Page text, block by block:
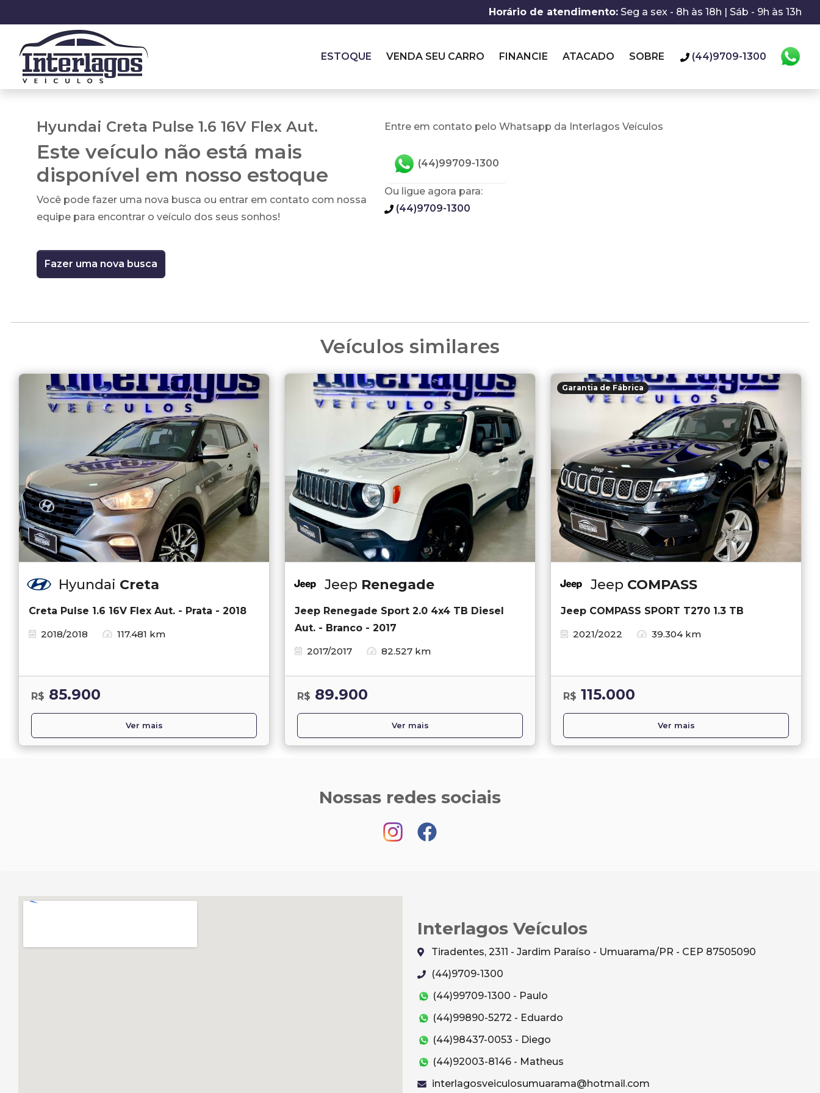
Horário de atendimento: Seg a sex - 8h às 18h | Sáb - 9h às 13h
ESTOQUE VENDA SEU CARRO FINANCIE ATACADO SOBRE (44)9709-1300
Hyundai Creta Pulse 1.6 16V Flex Aut.
Este veículo não está mais
disponível em nosso estoque
Você pode fazer uma nova busca ou entrar em contato com nossa
equipe para encontrar o veículo dos seus sonhos!
Fazer uma nova busca
Entre em contato pelo Whatsapp da Interlagos Veículos
(44)99709-1300
Ou ligue agora para:
(44)9709-1300
Veículos similares
Hyundai Creta
Creta Pulse 1.6 16V Flex Aut. - Prata - 2018
2018/2018
117.481 km
R$ 85.900
Ver mais
Jeep Renegade
Jeep Renegade Sport 2.0 4x4 TB Diesel
Aut. - Branco - 2017
2017/2017
82.527 km
R$ 89.900
Ver mais
Garantia de Fábrica
Jeep COMPASS
Jeep COMPASS SPORT T270 1.3 TB
2021/2022
39.304 km
R$ 115.000
Ver mais
Nossas redes sociais
Interlagos Veículos
Tiradentes, 2311 - Jardim Paraíso - Umuarama/PR - CEP 87505090
(44)9709-1300
(44)99709-1300 - Paulo
(44)99890-5272 - Eduardo
(44)98437-0053 - Diego
(44)92003-8146 - Matheus
interlagosveiculosumuarama@hotmail.com